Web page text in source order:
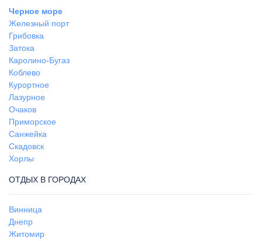
Черное море
Железный порт
Грибовка
Затока
Каролино-Бугаз
Коблево
Курортное
Лазурное
Очаков
Приморское
Санжейка
Скадовск
Хорлы
ОТДЫХ В ГОРОДАХ
Винница
Днепр
Житомир